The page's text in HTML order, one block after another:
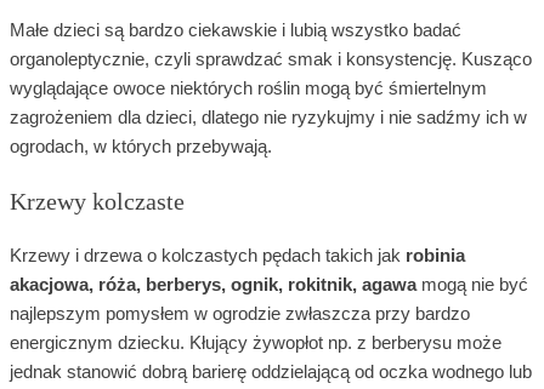
Małe dzieci są bardzo ciekawskie i lubią wszystko badać
organoleptycznie, czyli sprawdzać smak i konsystencję. Kusząco
wyglądające owoce niektórych roślin mogą być śmiertelnym
zagrożeniem dla dzieci, dlatego nie ryzykujmy i nie sadźmy ich w
ogrodach, w których przebywają.
Krzewy kolczaste
Krzewy i drzewa o kolczastych pędach takich jak robinia
akacjowa, róża, berberys, ognik, rokitnik, agawamogą nie być
najlepszym pomysłem w ogrodzie zwłaszcza przy bardzo
energicznym dziecku. Kłujący żywopłot np. z berberysu może
jednak stanowić dobrą barierę oddzielającą od oczka wodnego lub